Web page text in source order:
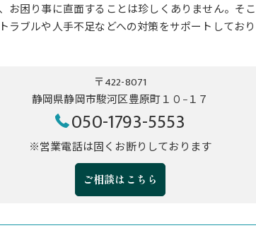
お困り事に直面することは珍しくありません。そ
ラブルや人手不足などへの対策をサポートしており
〒422-8071
静岡県静岡市駿河区豊原町１０−１７
050-1793-5553
※営業電話は固くお断りしております
ご相談はこちら